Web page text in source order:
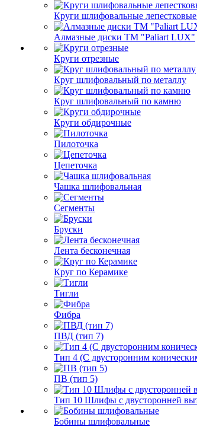
Круги шлифовальные
Алмазные диски ТМ "Paliart LUX"
Круги отрезные
Круг шлифовальный по металлу
Круг шлифовальный по камню
Круги обдирочные
Пилоточка
Цепеточка
Чашка шлифовальная
Сегменты
Бруски
Лента бесконечная
Круг по Керамике
Тигли
Фибра
ПВД (тип 7)
Тип 4 (С двусторонним
ПВ (тип 5)
Тип 10 Шлифы с двусторонней
Бобины шлифовальные